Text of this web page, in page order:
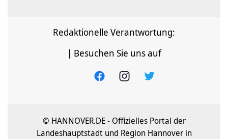
Redaktionelle Verantwortung:
| Besuchen Sie uns auf
© HANNOVER.DE - Offizielles Portal der
Landeshauptstadt und Region Hannover in